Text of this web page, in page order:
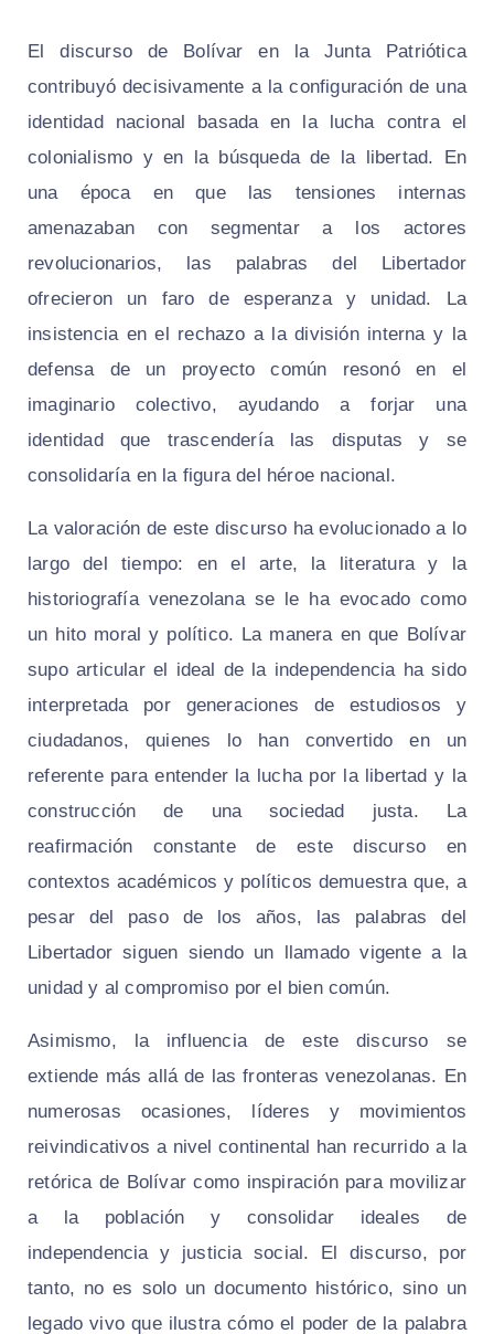
El discurso de Bolívar en la Junta Patriótica
contribuyó decisivamente a la configuración de una
identidad nacional basada en la lucha contra el
colonialismo y en la búsqueda de la libertad. En
una época en que las tensiones internas
amenazaban con segmentar a los actores
revolucionarios, las palabras del Libertador
ofrecieron un faro de esperanza y unidad. La
insistencia en el rechazo a la división interna y la
defensa de un proyecto común resonó en el
imaginario colectivo, ayudando a forjar una
identidad que trascendería las disputas y se
consolidaría en la figura del héroe nacional.
La valoración de este discurso ha evolucionado a lo
largo del tiempo: en el arte, la literatura y la
historiografía venezolana se le ha evocado como
un hito moral y político. La manera en que Bolívar
supo articular el ideal de la independencia ha sido
interpretada por generaciones de estudiosos y
ciudadanos, quienes lo han convertido en un
referente para entender la lucha por la libertad y la
construcción de una sociedad justa. La
reafirmación constante de este discurso en
contextos académicos y políticos demuestra que, a
pesar del paso de los años, las palabras del
Libertador siguen siendo un llamado vigente a la
unidad y al compromiso por el bien común.
Asimismo, la influencia de este discurso se
extiende más allá de las fronteras venezolanas. En
numerosas ocasiones, líderes y movimientos
reivindicativos a nivel continental han recurrido a la
retórica de Bolívar como inspiración para movilizar
a la población y consolidar ideales de
independencia y justicia social. El discurso, por
tanto, no es solo un documento histórico, sino un
legado vivo que ilustra cómo el poder de la palabra